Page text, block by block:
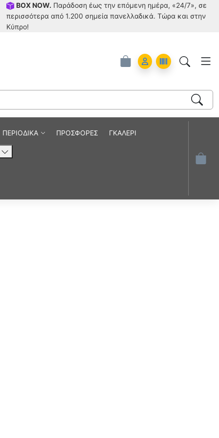
BOX NOW. Παράδοση έως την επόμενη ημέρα, «24/7», σε
περισσότερα από 1.200 σημεία πανελλαδικά. Tώρα και στην
Κύπρο!
Account
Orders
ΠΕΡΙΟΔΙΚΑ ΠΡΟΣΦΟΡΕΣ ΓΚΑΛΕΡΙ